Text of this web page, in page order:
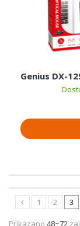
Genius DX-
1 2 3
Prikazano 48~72